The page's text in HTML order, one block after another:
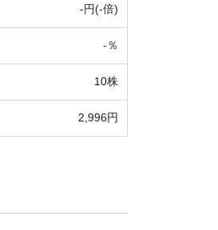
-円(-倍)
-％
10株
2,996円